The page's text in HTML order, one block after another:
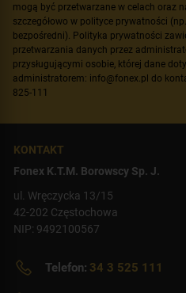
mogą być przetwarzane w celach oraz
szczegółowo w polityce prywatności
bezpośredni). Polityka prywatności
przetwarzania danych przez
przysługującymi osobie, której dane
administratorem: info@fonex.pl do
825-111
KONTAKT
Fonex K.T.M. Borowscy Sp. J.
ul. Wręczycka 13/15
42-202 Częstochowa
NIP: 9492100567
Telefon: 34 3 525 111